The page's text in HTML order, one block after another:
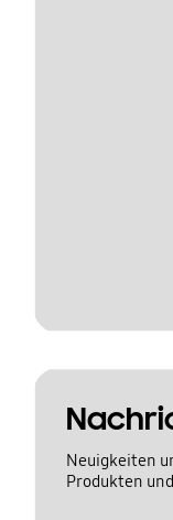
Neuigkeiten
Produkten